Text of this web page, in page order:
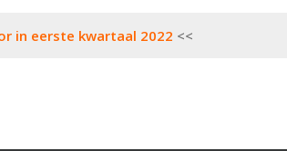
in eerste kwartaal 2022